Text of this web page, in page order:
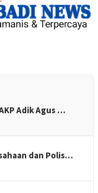
Adik Agus …
dan Polis…